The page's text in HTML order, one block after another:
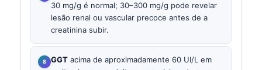
30 mg/g é normal; 30–300 mg/g pode revelar
lesão renal ou vascular precoce antes de a
creatinina subir.
GGT acima de aproximadamente 60 UI/L em